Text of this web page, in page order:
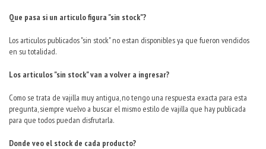
Que pasa si un articulo figura "sin stock"?
Los articulos publicados "sin stock" no estan disponibles ya que fueron vendidos
en su totalidad.
Los articulos "sin stock" van a volver a ingresar?
Como se trata de vajilla muy antigua, no tengo una respuesta exacta para esta
pregunta, siempre vuelvo a buscar el mismo estilo de vajilla que hay publicada
para que todos puedan disfrutarla.
Donde veo el stock de cada producto?